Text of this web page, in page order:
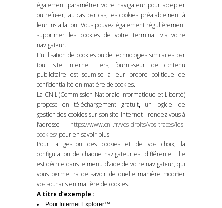
également paramétrer votre navigateur pour accepter
ou refuser, au cas par cas, les cookies préalablement à
leur installation. Vous pouvez également régulièrement
supprimer les cookies de votre terminal via votre
navigateur.
L’utilisation de cookies ou de technologies similaires par
tout site Internet tiers, fournisseur de contenu
publicitaire est soumise à leur propre politique de
confidentialité en matière de cookies.
La CNIL (Commission Nationale Informatique et Liberté)
propose en téléchargement gratuit,un logiciel de
gestion des cookies sur son site Internet : rendez-vous à
l’adresse https://www.cnil.fr/vos-droits/vos-traces/les-
cookies/ pour en savoir plus.
Pour la gestion des cookies et de vos choix, la
configuration de chaque navigateur est différente. Elle
est décrite dans le menu d’aide de votre navigateur, qui
vous permettra de savoir de quelle manière modifier
vos souhaits en matière de cookies.
A titre d’exemple :
Pour Internet Explorer™